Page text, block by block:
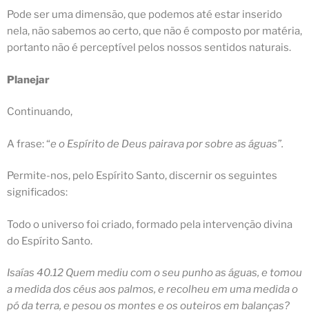
Pode ser uma dimensão, que podemos até estar inserido
nela, não sabemos ao certo, que não é composto por matéria,
portanto não é perceptível pelos nossos sentidos naturais.
Planejar
Continuando,
A frase: “e o Espírito de Deus pairava por sobre as águas”.
Permite-nos, pelo Espírito Santo, discernir os seguintes
significados:
Todo o universo foi criado, formado pela intervenção divina
do Espírito Santo.
Isaías 40.12 Quem mediu com o seu punho as águas, e tomou
a medida dos céus aos palmos, e recolheu em uma medida o
pó da terra, e pesou os montes e os outeiros em balanças?